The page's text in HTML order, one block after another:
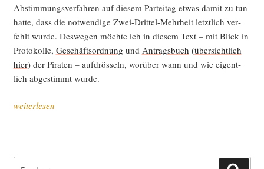
Abstim­mungs­ver­fah­ren auf die­sem Par­tei­tag etwas damit zu tun
hat­te, dass die not­wen­di­ge Zwei-Drit­tel-Mehr­heit letzt­lich ver­
fehlt wur­de. Des­we­gen möch­te ich in die­sem Text – mit Blick in
Pro­to­kol­le, Geschäfts­ord­nung und Antrags­buch (über­sicht­lich
hier) der Pira­ten – auf­drös­seln, wor­über wann und wie eigent­
lich abge­stimmt wurde.
„Pira­
SMV-
weiterlesen